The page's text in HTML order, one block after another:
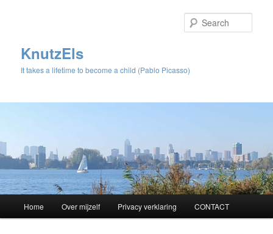
KnutzEls
It takes a lifetime to become a child (Pablo Picasso)
Skip
Home Over mijzelf Privacy verklaring CONTACT